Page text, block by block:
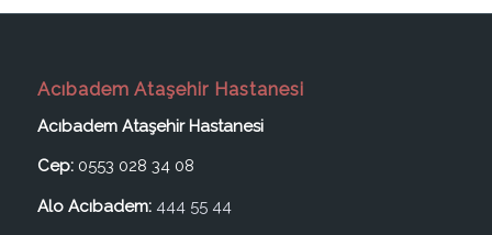
Acıbadem Ataşehir Hastanesi
Acıbadem Ataşehir Hastanesi
Cep: 0553 028 34 08
Alo Acıbadem:444 55 44